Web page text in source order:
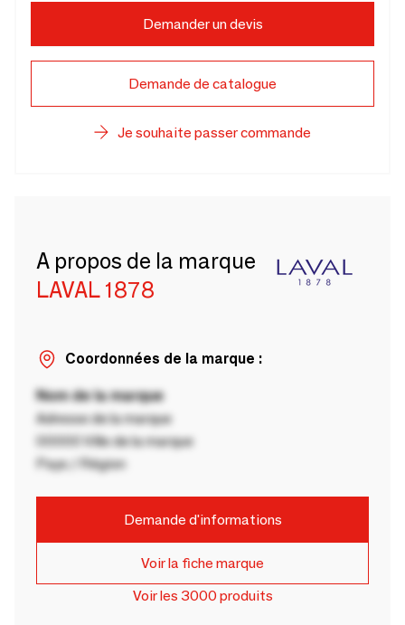
Demander un devis
Demande de catalogue
Je souhaite passer commande
A propos de la marque
LAVAL 1878
Coordonnées de la marque :
Nom de la marque
Adresse de la marque
00000 Ville de la marque
Pays / Région
Demande d'informations
Voir la fiche marque
Voir les 3000 produits